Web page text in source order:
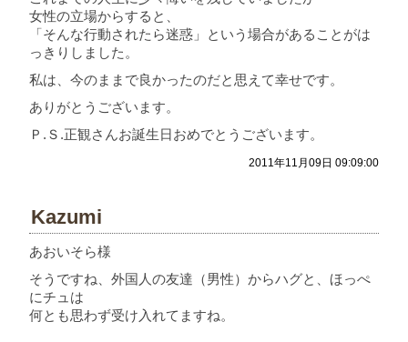
女性の立場からすると、
「そんな行動されたら迷惑」という場合があることがは
っきりしました。
私は、今のままで良かったのだと思えて幸せです。
ありがとうございます。
Ｐ.Ｓ.正観さんお誕生日おめでとうございます。
2011年11月09日 09:09:00
Kazumi
あおいそら様
そうですね、外国人の友達（男性）からハグと、ほっぺ
にチュは
何とも思わず受け入れてますね。